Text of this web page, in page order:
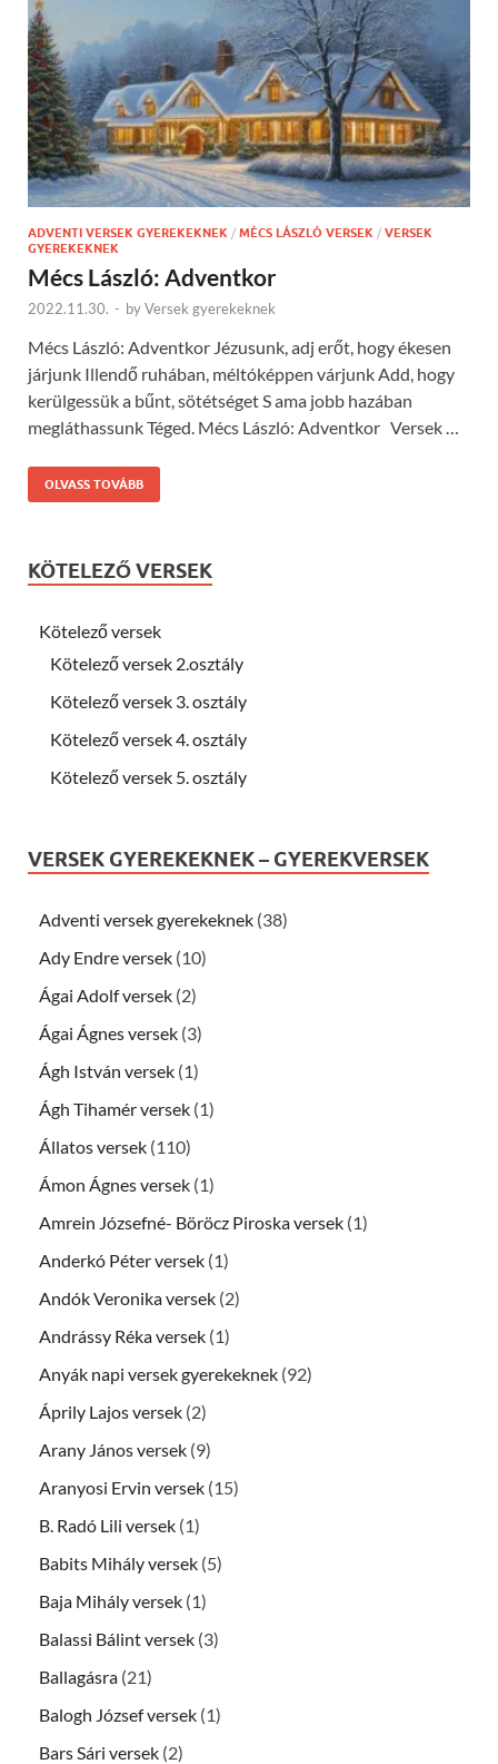
ADVENTI VERSEK GYEREKEKNEK / MÉCS LÁSZLÓ VERSEK / VERSEK
GYEREKEKNEK
Mécs László: Adventkor
2022.11.30. - byVersek gyerekeknek
Mécs László: Adventkor Jézusunk, adj erőt, hogy ékesen
járjunk Illendő ruhában, méltóképpen várjunk Add, hogy
kerülgessük a bűnt, sötétséget S ama jobb hazában
megláthassunk Téged. Mécs László: Adventkor Versek …
OLVASS TOVÁBB
KÖTELEZŐ VERSEK
Kötelező versek
Kötelező versek 2.osztály
Kötelező versek 3. osztály
Kötelező versek 4. osztály
Kötelező versek 5. osztály
VERSEK GYEREKEKNEK – GYEREKVERSEK
Adventi versek gyerekeknek (38)
Ady Endre versek (10)
Ágai Adolf versek (2)
Ágai Ágnes versek (3)
Ágh István versek (1)
Ágh Tihamér versek (1)
Állatos versek (110)
Ámon Ágnes versek (1)
Amrein Józsefné- Böröcz Piroska versek (1)
Anderkó Péter versek (1)
Andók Veronika versek (2)
Andrássy Réka versek (1)
Anyák napi versek gyerekeknek (92)
Áprily Lajos versek (2)
Arany János versek (9)
Aranyosi Ervin versek (15)
B. Radó Lili versek (1)
Babits Mihály versek (5)
Baja Mihály versek (1)
Balassi Bálint versek (3)
Ballagásra (21)
Balogh József versek (1)
Bars Sári versek (2)